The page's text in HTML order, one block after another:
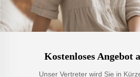
Kostenloses Angebot
Unser Vertreter wird Sie in